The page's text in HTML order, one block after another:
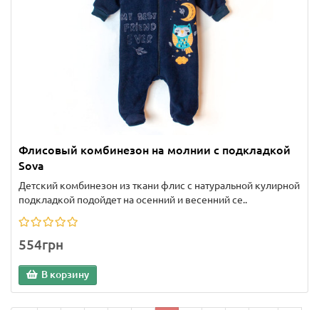
Флисовый комбинезон на молнии с подкладкой
Sova
Детский комбинезон из ткани флис с натуральной кулирной
подкладкой подойдет на осенний и весенний се..
554грн
В корзину